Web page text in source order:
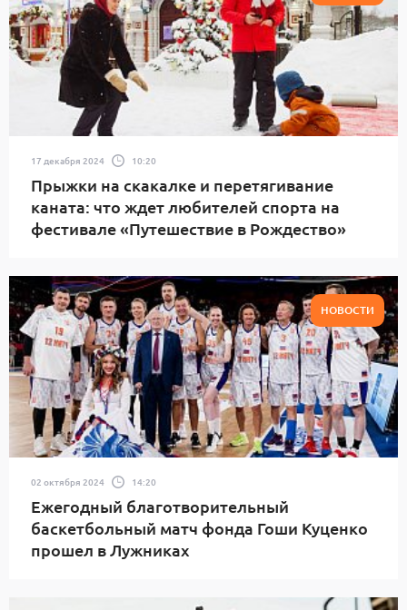
17 декабря 2024 10:20
Прыжки на скакалке и перетягивание
каната: что ждет любителей спорта на
фестивале «Путешествие в Рождество»
НОВОСТИ
02 октября 2024 14:20
Ежегодный благотворительный
баскетбольный матч фонда Гоши Куценко
прошел в Лужниках